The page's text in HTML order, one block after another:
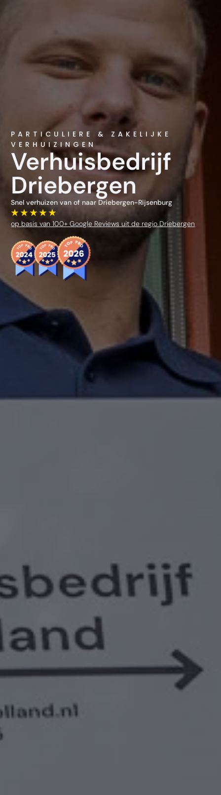
PARTICULIERE & ZAKELIJKE
VERHUIZINGEN
Verhuisbedrijf
Driebergen
Snel verhuizen van of naar Driebergen-Rijsenburg
★ ★ ★ ★ ★
op basis van 100+ Google Reviews uit de regio Driebergen